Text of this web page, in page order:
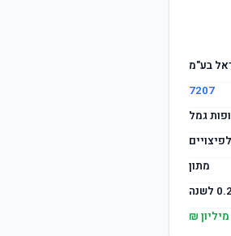
בע"מ
7207
גמל
מתון